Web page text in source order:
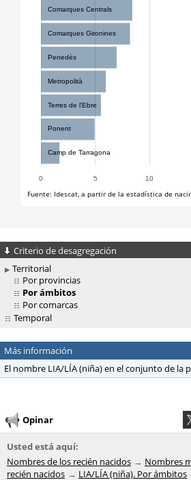
Criterio de desagregación
Territorial
Por provincias
Por ámbitos
Por comarcas
Temporal
Más información
El nombre LIA/LÍA (niña) en el conjunto de la
Opinar
Usted está aquí:
Nombres de los recién nacidos
Nombres
recién nacidos
LIA/LÍA (niña). Por ámbitos